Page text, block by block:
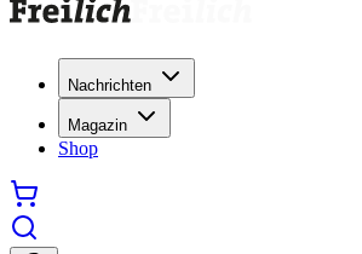
Nachrichten
Magazin
Shop